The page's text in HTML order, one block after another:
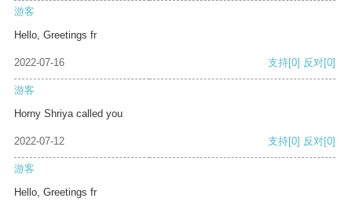
游客
Hello, Greetings fr
2022-07-16 支持[0] 反对[0]
游客
Horny Shriya called you
2022-07-12 支持[0] 反对[0]
游客
Hello, Greetings fr